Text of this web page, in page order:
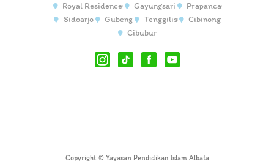
Royal Residence
Gayungsari
Prapanca
Sidoarjo
Gubeng Tenggilis
Cibinong
Cibubur
Copyright © Yayasan Pendidikan Islam Albata